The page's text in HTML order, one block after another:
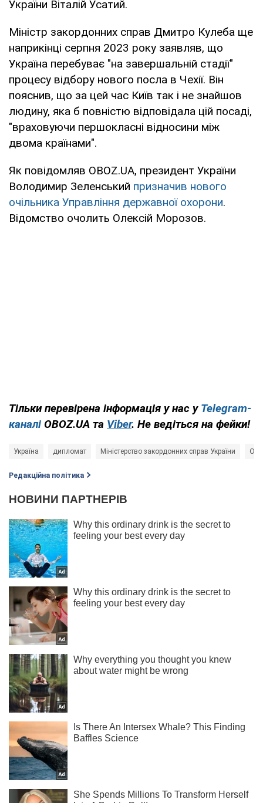
України Віталій Усатий.
Міністр закордонних справ Дмитро Кулеба ще
наприкінці серпня 2023 року заявляв, що
Україна перебуває "на завершальній стадії"
процесу відбору нового посла в Чехії. Він
пояснив, що за цей час Київ так і не знайшов
людину, яка б повністю відповідала цій посаді,
"враховуючи першокласні відносини між
двома країнами".
Як повідомляв OBOZ.UA, президент України
Володимир Зеленський призначив нового
очільника Управління державної охорони.
Відомство очолить Олексій Морозов.
Тільки перевірена інформація у нас у Telegram-
каналі OBOZ.UA та Viber. Не ведіться на фейки!
Україна дипломат Міністерство закордонних справ України
Редакційна політика